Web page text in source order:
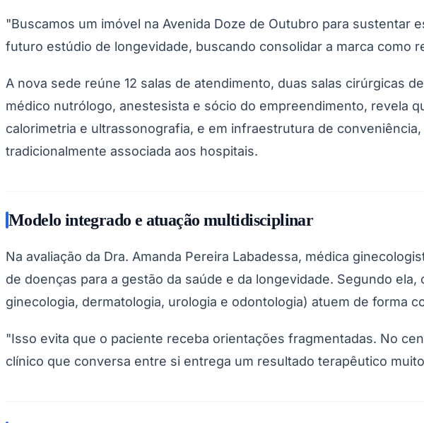
Corinthians
"Buscamos um imóvel na Avenida Doze de Outubro para sustentar
futuro estúdio de longevidade, buscando consolidar a marca como
A nova sede reúne 12 salas de atendimento, duas salas cirúrgicas
médico nutrólogo, anestesista e sócio do empreendimento, revela
calorimetria e ultrassonografia, e em infraestrutura de
tradicionalmente associada aos hospitais.
Modelo integrado e atuação multidisciplinar
Na avaliação da Dra. Amanda Pereira Labadessa, médica
de doenças para a gestão da saúde e da longevidade. Segundo
ginecologia, dermatologia, urologia e odontologia) atuem de forma
"Isso evita que o paciente receba orientações fragmentadas. No
clínico que conversa entre si entrega um resultado terapêutico